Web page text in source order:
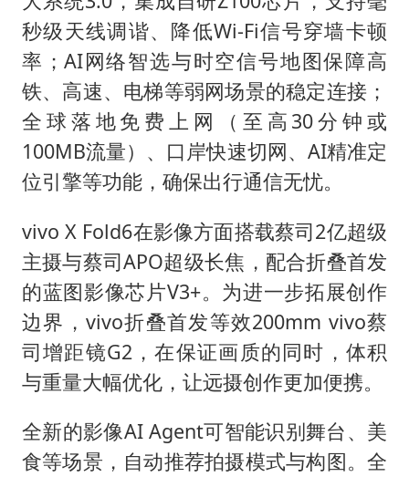
秒级天线调谐、降低Wi-Fi信号穿墙卡顿
率；AI网络智选与时空信号地图保障高
铁、高速、电梯等弱网场景的稳定连接；
全球落地免费上网（至高30分钟或
100MB流量）、口岸快速切网、AI精准定
位引擎等功能，确保出行通信无忧。
vivo X Fold6在影像方面搭载蔡司2亿超级
主摄与蔡司APO超级长焦，配合折叠首发
的蓝图影像芯片V3+。为进一步拓展创作
边界，vivo折叠首发等效200mm vivo蔡
司增距镜G2，在保证画质的同时，体积
与重量大幅优化，让远摄创作更加便携。
全新的影像AI Agent可智能识别舞台、美
食等场景，自动推荐拍摄模式与构图。全